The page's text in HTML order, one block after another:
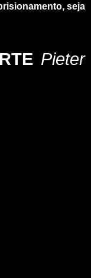
seja
Pieter